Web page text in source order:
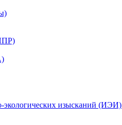
экологических изысканий (ИЭИ)